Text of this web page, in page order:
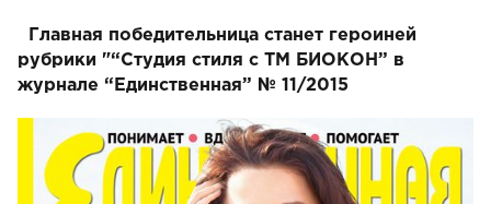
Главная победительница станет героиней
рубрики "“Студия стиля с ТМ БИОКОН” в
журнале “Единственная” № 11/2015